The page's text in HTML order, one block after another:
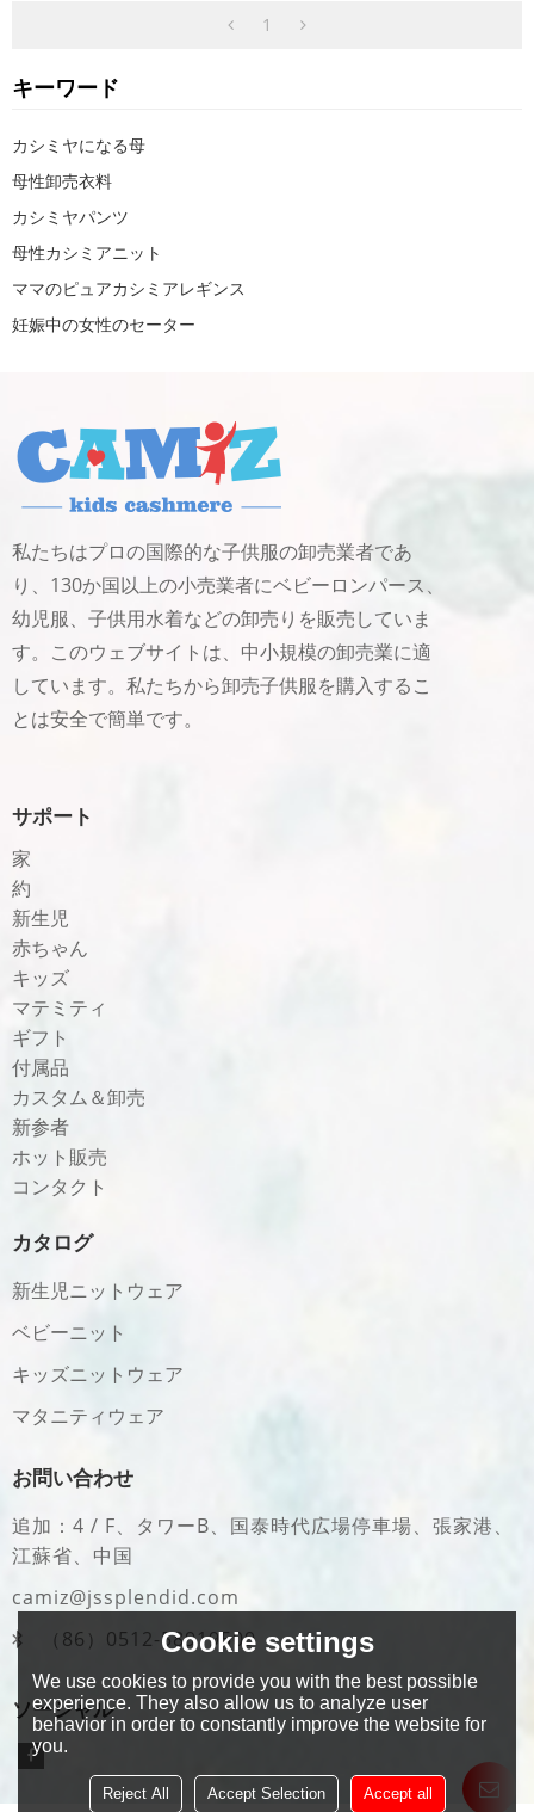
1
キーワード
カシミヤになる母
母性卸売衣料
カシミヤパンツ
母性カシミアニット
ママのピュアカシミアレギンス
妊娠中の女性のセーター
私たちはプロの国際的な子供服の卸売業者であ
り、130か国以上の小売業者にベビーロンパース、
幼児服、子供用水着などの卸売りを販売していま
す。このウェブサイトは、中小規模の卸売業に適
しています。私たちから卸売子供服を購入するこ
とは安全で簡単です。
サポート
家
約
新生児
赤ちゃん
キッズ
マテミティ
ギフト
付属品
カスタム＆卸売
新参者
ホット販売
コンタクト
カタログ
新生児ニットウェア
ベビーニット
キッズニットウェア
マタニティウェア
お問い合わせ
追加：4 / F、タワーB、国泰時代広場停車場、張家港、
江蘇省、中国
camiz@jssplendid.com
（86）0512-58919509
ソーシャル
Cookie settings
We use cookies to provide you with the best possible
experience. They also allow us to analyze user
behavior in order to constantly improve the website for
you.
Reject All Accept Selection Accept all